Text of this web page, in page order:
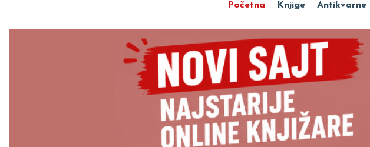
Početna Knjige Antikvarne